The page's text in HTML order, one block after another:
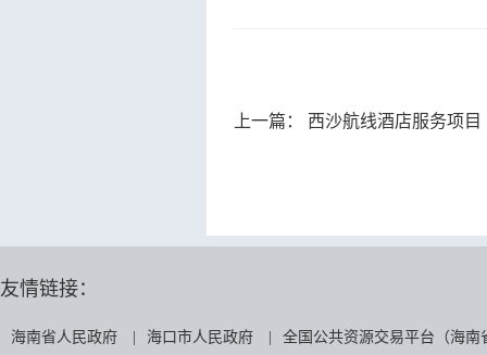
上一篇： 西沙航线酒店服务项目
友情链接：
海南省人民政府 海口市人民政府
全国公共资源交易平台（海南